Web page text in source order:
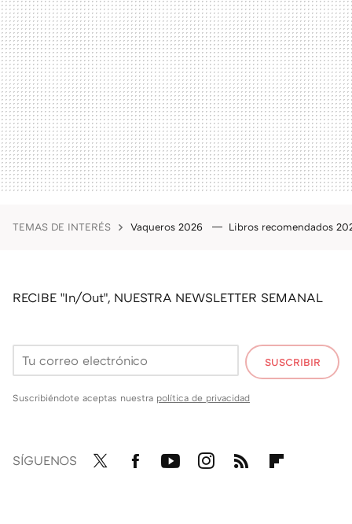
TEMAS DE INTERÉS Vaqueros 2026 Libros recomendados
RECIBE "In/Out", NUESTRA NEWSLETTER SEMANAL
SUSCRIBIR
Suscribiéndote aceptas nuestra política de privacidad
SÍGUENOS